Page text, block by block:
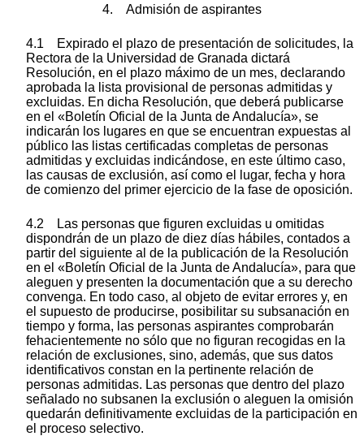
4. Admisión de aspirantes
4.1 Expirado el plazo de presentación de solicitudes, la
Rectora de la Universidad de Granada dictará
Resolución, en el plazo máximo de un mes, declarando
aprobada la lista provisional de personas admitidas y
excluidas. En dicha Resolución, que deberá publicarse
en el «Boletín Oficial de la Junta de Andalucía», se
indicarán los lugares en que se encuentran expuestas al
público las listas certificadas completas de personas
admitidas y excluidas indicándose, en este último caso,
las causas de exclusión, así como el lugar, fecha y hora
de comienzo del primer ejercicio de la fase de oposición.
4.2 Las personas que figuren excluidas u omitidas
dispondrán de un plazo de diez días hábiles, contados a
partir del siguiente al de la publicación de la Resolución
en el «Boletín Oficial de la Junta de Andalucía», para que
aleguen y presenten la documentación que a su derecho
convenga. En todo caso, al objeto de evitar errores y, en
el supuesto de producirse, posibilitar su subsanación en
tiempo y forma, las personas aspirantes comprobarán
fehacientemente no sólo que no figuran recogidas en la
relación de exclusiones, sino, además, que sus datos
identificativos constan en la pertinente relación de
personas admitidas. Las personas que dentro del plazo
señalado no subsanen la exclusión o aleguen la omisión
quedarán definitivamente excluidas de la participación en
el proceso selectivo.